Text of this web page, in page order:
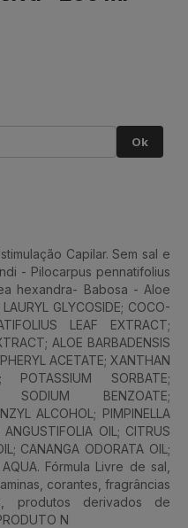
Ok
Capilar. Sem sal e
- Pilocarpus pennatifolius
hexandra- Babosa - Aloe
GLYCOSIDE; COCO-
LEAF EXTRACT;
ALOE BARBADENSIS
ACETATE; XANTHAN
POTASSIUM SORBATE;
SODIUM BENZOATE;
ALCOHOL; PIMPINELLA
OIL; CITRUS
CANANGA ODORATA OIL;
Fórmula Livre de sal,
corantes, fragrâncias
produtos derivados de
N